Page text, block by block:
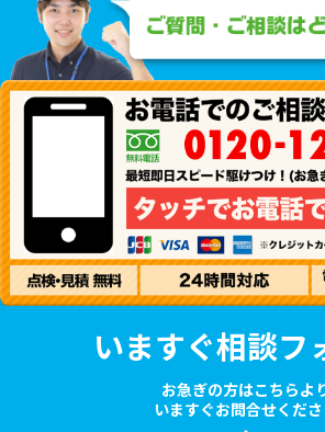
いますぐ相談フ
お急ぎの方はこちらよ
いますぐお問合せくだ